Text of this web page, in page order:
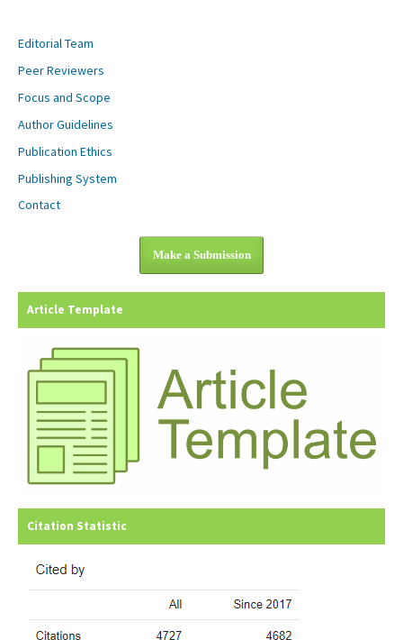
Editorial Team
Peer Reviewers
Focus and Scope
Author Guidelines
Publication Ethics
Publishing System
Contact
Make a Submission
Article Template
Citation Statistic